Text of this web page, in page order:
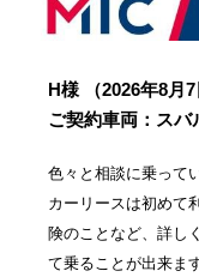
H様
（2026年8月7
ご契約車両：スバ
色々と相談に乗って
カーリースは初めて
険のことなど、詳し
て乗ることが出来ます